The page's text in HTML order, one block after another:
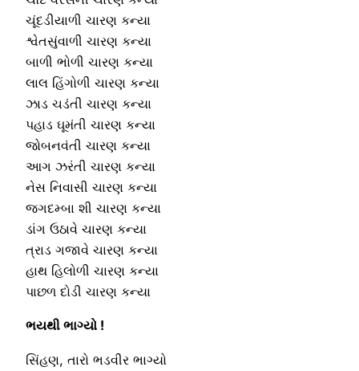
ચૂંદડીયાળી ચારણ કન્યા
શ્વેતસુંવાળી ચારણ કન્યા
બાળી ભોળી ચારણ કન્યા
લાલ હિંગોળી ચારણ કન્યા
ઝાડ ચડંતી ચારણ કન્યા
પહાડ ઘૂમંતી ચારણ કન્યા
જોબનવંતી ચારણ કન્યા
આગ ઝરંતી ચારણ કન્યા
નેસ નિવાસી ચારણ કન્યા
જગદમ્બા શી ચારણ કન્યા
ડાંગ ઉઠાવે ચારણ કન્યા
ત્રાડ ગજાવે ચારણ કન્યા
હાથ હિલોળી ચારણ કન્યા
પાછળ દોડી ચારણ કન્યા
ભયથી ભાગ્યો !
સિંહણ, તારો ભડવીર ભાગ્યો